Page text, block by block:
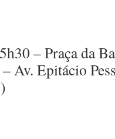
– Praça da
Av. Epitácio